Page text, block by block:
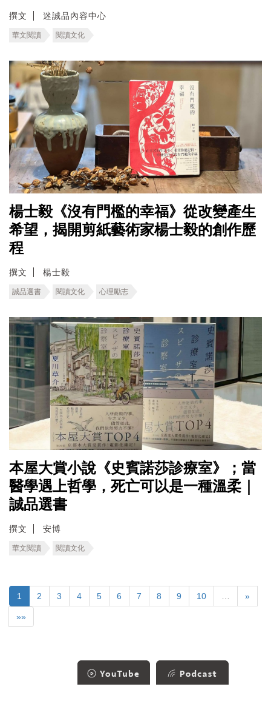
撰文 迷誠品內容中心
華文閱讀 閱讀文化
楊士毅《沒有門檻的幸福》從改變產生
希望，揭開剪紙藝術家楊士毅的創作歷
程
撰文 楊士毅
誠品選書 閱讀文化 心理勵志
本屋大賞小說《史賓諾莎診療室》；當
醫學遇上哲學，死亡可以是一種溫柔｜
誠品選書
撰文 安博
華文閱讀 閱讀文化
1 2 3 4 5 6 7 8 9 10 »
»»